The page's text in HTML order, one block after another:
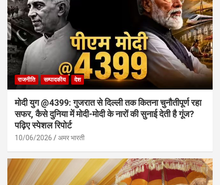
राजनीति सम्पादकीय देश
मोदी युग @4399: गुजरात से दिल्ली तक कितना चुनौतीपूर्ण रहा
सफर, कैसे दुनिया में मोदी-मोदी के नारों की सुनाई देती है गूंज?
पढ़िए स्पेशल रिपोर्ट
10/06/2026 अमर भारती